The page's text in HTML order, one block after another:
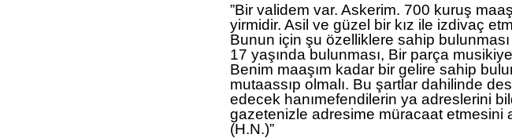
”Bir validem var. Askerim. 700 kuruş
yirmidir. Asil ve güzel bir kız ile izdivaç
Bunun için şu özelliklere sahip bulunması
17 yaşında bulunması, Bir parça
Benim maaşım kadar bir gelire sahip
mutaassıp olmalı. Bu şartlar dahilinde
edecek hanımefendilerin ya adreslerini
gazetenizle adresime müracaat etmesini
(H.N.)”